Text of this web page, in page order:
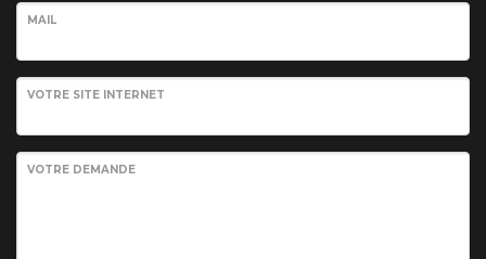
MAIL
VOTRE SITE INTERNET
VOTRE DEMANDE